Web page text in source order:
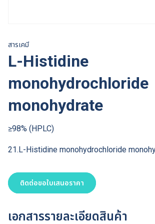
สารเคมี
L-Histidine
monohydrochloride
monohydrate
≥98% (HPLC)
21.L-Histidine monohydrochloride
ติดต่อขอใบเสนอราคา
เอกสารรายละเอียดสินค้า